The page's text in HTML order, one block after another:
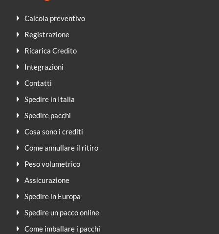
Calcola preventivo
Registrazione
Ricarica Credito
Integrazioni
Contatti
Spedire in Italia
Spedire pacchi
Cosa sono i crediti
Come annullare il ritiro
Peso volumetrico
Assicurazione
Spedire in Europa
Spedire un pacco online
Come imballare i pacchi